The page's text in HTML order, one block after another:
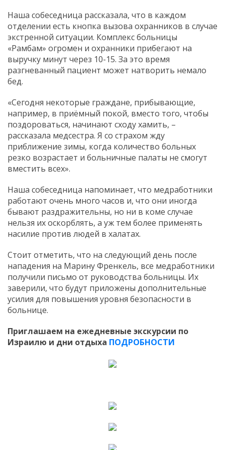
Наша собеседница рассказала, что в каждом
отделении есть кнопка вызова охранников в случае
экстренной ситуации. Комплекс больницы
«Рамбам» огромен и охранники прибегают на
выручку минут через 10-15. За это время
разгневанный пациент может натворить немало
бед.
«Сегодня некоторые граждане, прибывающие,
например, в приёмный покой, вместо того, чтобы
поздороваться, начинают сходу хамить, –
рассказала медсестра. Я со страхом жду
приближение зимы, когда количество больных
резко возрастает и больничные палаты не смогут
вместить всех».
Наша собеседница напоминает, что медработники
работают очень много часов и, что они иногда
бывают раздражительны, но ни в коме случае
нельзя их оскорблять, а уж тем более применять
насилие против людей в халатах.
Стоит отметить, что на следующий день после
нападения на Марину Френкель, все медработники
получили письмо от руководства больницы. Их
заверили, что будут приложены дополнительные
усилия для повышения уровня безопасности в
больнице.
Приглашаем на ежедневные экскурсии по
Израилю и дни отдыха ПОДРОБНОСТИ